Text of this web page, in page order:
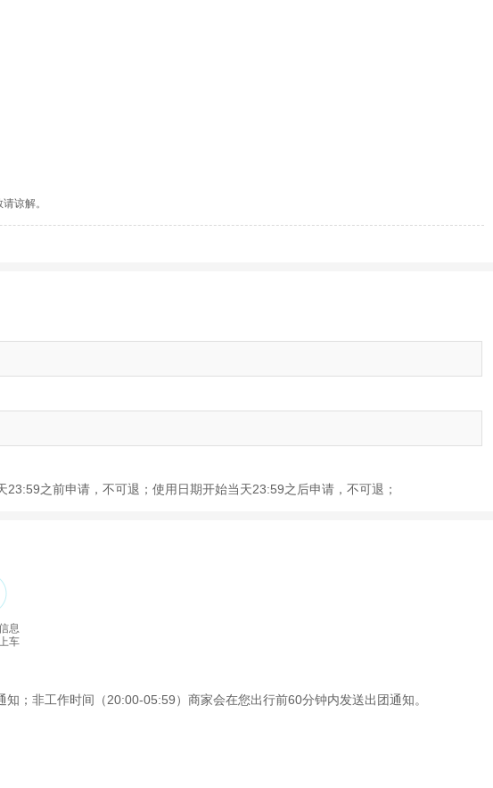
谅解。
之前申请，不可退；使用日期开始当天23:59之后申请，不可退；
息
车
；非工作时间（20:00-05:59）商家会在您出行前60分钟内发送出团通知。